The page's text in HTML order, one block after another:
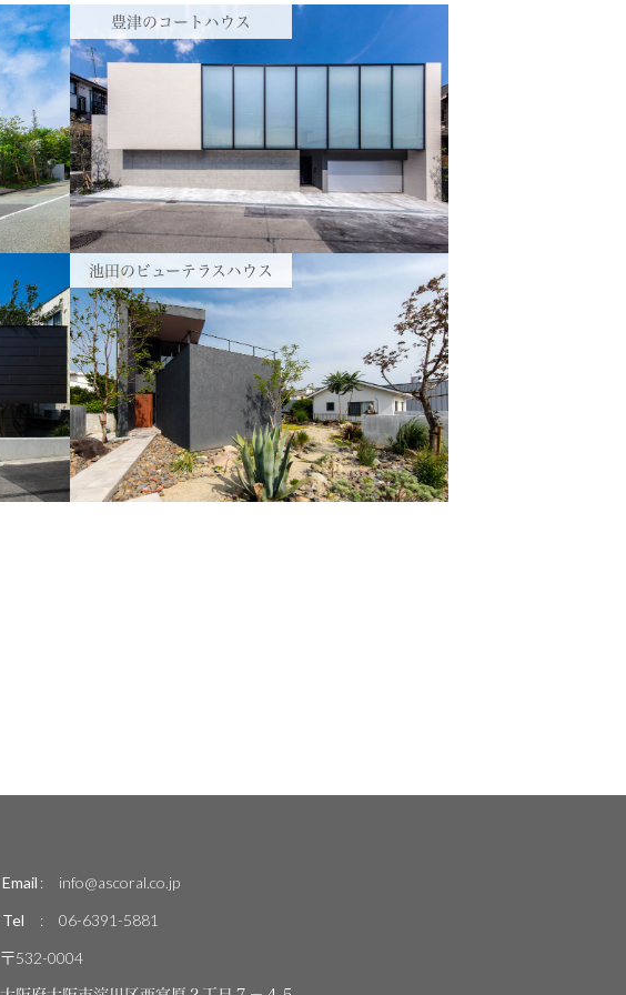
豊津のコートハウス
池田のビューテラスハウス
Email :
info@ascoral.co.jp
Tel
:
06-6391-5881
〒532-0004